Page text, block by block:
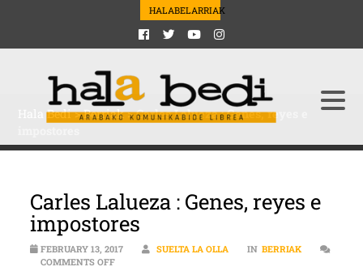
HALABELARRIAK
Hala Bedi>Berriak>Carles Lalueza : Genes, reyes e
Carles Lalueza : Genes, reyes e
impostores
FEBRUARY 13, 2017 SUELTA LA OLLA IN BERRIAK
COMMENTS OFFON CARLES LALUEZA : GENES, REYES E IMPOSTORES